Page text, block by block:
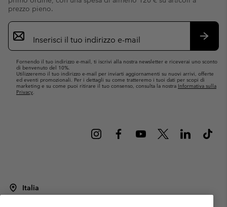
prezzo pieno.
Iscrizione
e-
mail
Fornendo il tuo indirizzo e-mail, ti iscrivi alla nostra newsletter e riceverai uno sconto
di benvenuto del 10%.
Utilizzeremo il tuo indirizzo e-mail per inviarti aggiornamenti su nuovi arrivi, offerte
ed eventi promozionali. Per i dettagli su come tratteremo i tuoi dati per scopi di
marketing e su come puoi ritirare il tuo consenso, consulta la nostra Informativa sulla
Privacy.
Italia